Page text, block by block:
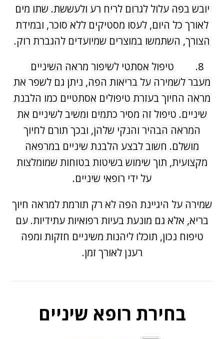
יובש בפה עלול לגרום לריח רע ולעששת. שתו מים
לאורך כל היום, לעסו מסטיקים ללא סוכר, ובמידת
הצורך, השתמשו במוצרים שמיועדים להגברת רוק.
טיפול אסתטי לשיפור מראה השיניים
מעבר לשמירה על בריאות הפה, ניתן גם לשפר את
מראה החיוך בעזרת טיפולים אסתטיים כמו הלבנת
שיניים. טיפול זה מסיר כתמים ומשיב לשיניים את
המראה הבהיר והנקי שלהן, ובכך תורם לחיוך
מושלם. חשוב לבצע הלבנת שיניים במרפאה
מקצועית, תוך שימוש בשיטות בטוחות שמומלצות
על ידי רופאי שיניים.
שמירה על היגיינת הפה לא רק תורמת למראה חיוך
בריא, אלא גם מונעת בעיות רפואיות עתידיות. עם
טיפוח נכון, תוכלו ליהנות משיניים חזקות ומפה
רענן לאורך זמן.
בחירת רופא שיניים